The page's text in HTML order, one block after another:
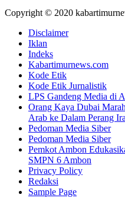
Copyright © 2020
Disclaimer
Iklan
Indeks
Kabartimurnews.com
Kode Etik
Kode Etik Jurnalistik
LPS Gandeng Media di
Orang Kaya Dubai
Arab ke Dalam Perang
Pedoman Media Siber
Pedoman Media Siber
Pemkot Ambon
SMPN 6 Ambon
Privacy Policy
Redaksi
Sample Page